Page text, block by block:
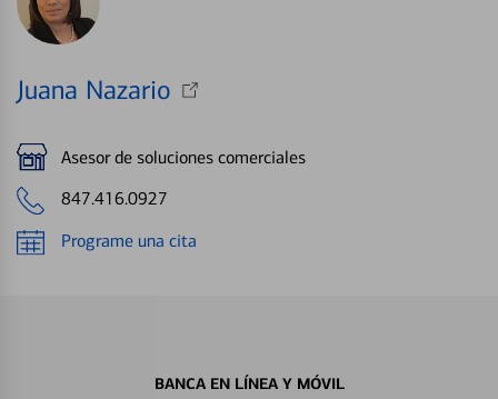
Juana Nazario
Asesor de soluciones comerciales
847.416.0927
Programe una cita
BANCA EN LÍNEA Y MÓVIL